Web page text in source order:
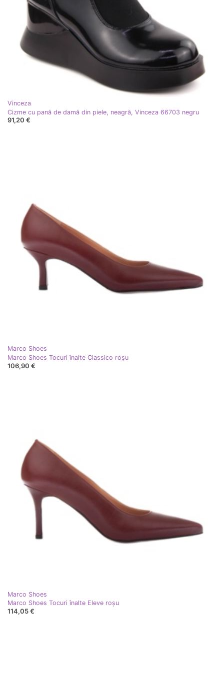
Vinceza
Cizme cu pană de damă din piele, neagră, Vinceza 66703 negru
91,20 €
Marco Shoes
Marco Shoes Tocuri înalte Classico roşu
106,90 €
Marco Shoes
Marco Shoes Tocuri înalte Eleve roşu
114,05 €